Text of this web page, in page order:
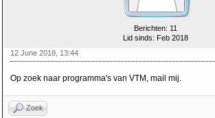
Berichten: 11
Lid sinds: Feb 2018
12 June 2018, 13:44
Op zoek naar programma's van VTM, mail mij.
Zoek